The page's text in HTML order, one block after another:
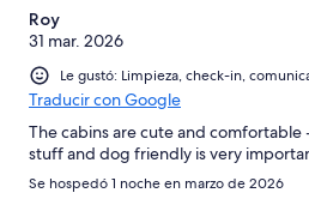
Roy
31 mar. 2026
Le gustó: Limpieza, check-in,
Traducir con Google
The cabins are cute and
stuff and dog friendly is very
Se hospedó 1 noche en marzo de 2026